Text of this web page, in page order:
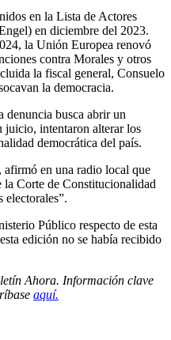
en la Lista de Actores
en diciembre del 2023.
la Unión Europea renovó
contra Morales y otros
la fiscal general, Consuelo
la democracia.
denuncia busca abrir un
juicio, intentaron alterar los
democrática del país.
afirmó en una radio local que
la Corte de Constitucionalidad
electorales”.
Público respecto de esta
edición no se había recibido
Ahora. Información clave
aquí.